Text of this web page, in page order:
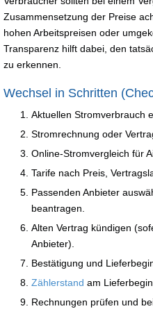
Zusammensetzung der Preise
hohen Arbeitspreisen oder
Transparenz hilft dabei, den
zu erkennen.
Wechsel in Schritten
Aktuellen Stromverbrauch
Stromrechnung oder
Online-Stromvergleich für
Tarife nach Preis,
Passenden Anbieter
beantragen.
Alten Vertrag kündigen
Anbieter).
Bestätigung und
Zählerstand am
Rechnungen prüfen und